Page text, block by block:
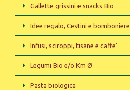
Gallette grissini e snacks Bio
Idee regalo, Cestini e bomboniere
Infusi, sciroppi, tisane e caffe'
Legumi Bio e/o Km Ø
Pasta biologica